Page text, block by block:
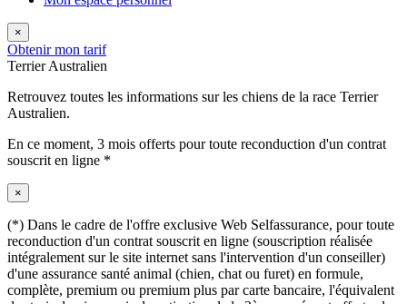
×
Obtenir mon tarif
Terrier Australien
Retrouvez toutes les informations sur les chiens de la race Terrier
Australien.
En ce moment, 3 mois offerts pour toute reconduction d'un contrat
souscrit en ligne *
×
(*) Dans le cadre de l'offre exclusive Web Selfassurance, pour toute
reconduction d'un contrat souscrit en ligne (souscription réalisée
intégralement sur le site internet sans l'intervention d'un conseiller)
d'une assurance santé animal (chien, chat ou furet) en formule,
complète, premium ou premium plus par carte bancaire, l'équivalent